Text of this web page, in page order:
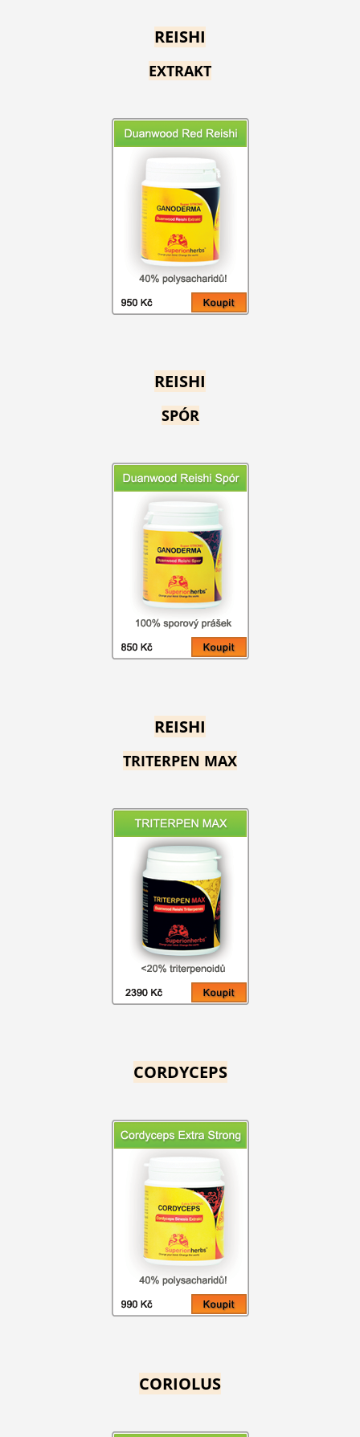
REISHI
EXTRAKT
REISHI
SPÓR
REISHI
TRITERPEN MAX
CORDYCEPS
CORIOLUS